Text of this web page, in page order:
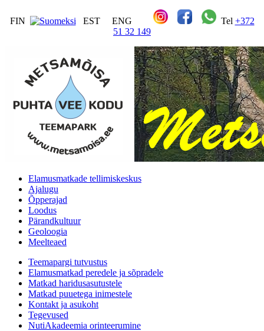
FIN EST ENG Tel +372
51 32 149
Elamusmatkade tellimiskeskus
Ajalugu
Õpperajad
Loodus
Pärandkultuur
Geoloogia
Meelteaed
Teemapargi tutvustus
Elamusmatkad peredele ja sõpradele
Matkad haridusasutustele
Matkad puuetega inimestele
Kontakt ja asukoht
Tegevused
NutiAkadeemia orinteerumine